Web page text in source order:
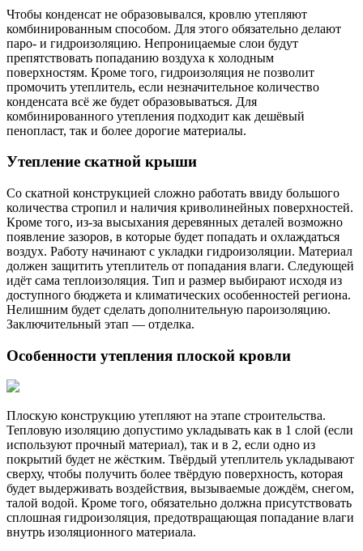
Чтобы конденсат не образовывался, кровлю утепляют
комбинированным способом. Для этого обязательно делают
паро- и гидроизоляцию. Непроницаемые слои будут
препятствовать попаданию воздуха к холодным
поверхностям. Кроме того, гидроизоляция не позволит
промочить утеплитель, если незначительное количество
конденсата всё же будет образовываться. Для
комбинированного утепления подходит как дешёвый
пенопласт, так и более дорогие материалы.
Утепление скатной крыши
Со скатной конструкцией сложно работать ввиду большого
количества стропил и наличия криволинейных поверхностей.
Кроме того, из-за высыхания деревянных деталей возможно
появление зазоров, в которые будет попадать и охлаждаться
воздух. Работу начинают с укладки гидроизоляции. Материал
должен защитить утеплитель от попадания влаги. Следующей
идёт сама теплоизоляция. Тип и размер выбирают исходя из
доступного бюджета и климатических особенностей региона.
Нелишним будет сделать дополнительную пароизоляцию.
Заключительный этап — отделка.
Особенности утепления плоской кровли
Плоскую конструкцию утепляют на этапе строительства.
Тепловую изоляцию допустимо укладывать как в 1 слой (если
используют прочный материал), так и в 2, если одно из
покрытий будет не жёстким. Твёрдый утеплитель укладывают
сверху, чтобы получить более твёрдую поверхность, которая
будет выдерживать воздействия, вызываемые дождём, снегом,
талой водой. Кроме того, обязательно должна присутствовать
сплошная гидроизоляция, предотвращающая попадание влаги
внутрь изоляционного материала.